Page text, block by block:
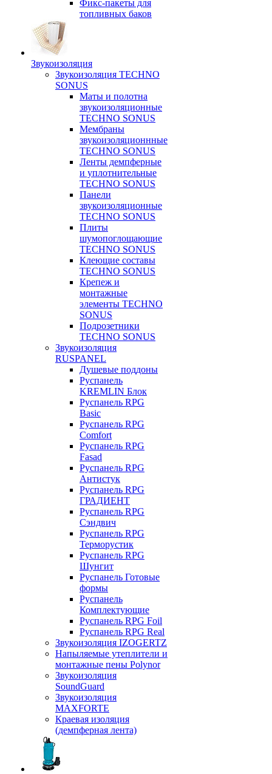
Фикс-пакеты для
топливных баков
Звукоизоляция
Звукоизоляция TECHNO
SONUS
Маты и полотна
звукоизоляционные
TECHNO SONUS
Мембраны
звукоизоляционнные
TECHNO SONUS
Ленты демпферные
и уплотнительные
TECHNO SONUS
Панели
звукоизоляционные
TECHNO SONUS
Плиты
шумопоглощающие
TECHNO SONUS
Клеющие составы
TECHNO SONUS
Крепеж и
монтажные
элементы TECHNO
SONUS
Подрозетники
TECHNO SONUS
Звукоизоляция
RUSPANEL
Душевые поддоны
Руспанель
KREMLIN Блок
Руспанель RPG
Basic
Руспанель RPG
Comfort
Руспанель RPG
Fasad
Руспанель RPG
Антистук
Руспанель RPG
ГРАДИЕНТ
Руспанель RPG
Сэндвич
Руспанель RPG
Терморустик
Руспанель RPG
Шунгит
Руспанель Готовые
формы
Руспанель
Комплектующие
Руспанель RPG Foil
Руспанель RPG Real
Звукоизоляция IZOGERTZ
Напыляемые утеплители и
монтажные пены Polynor
Звукоизоляция
SoundGuard
Звукоизоляция
MAXFORTE
Краевая изоляция
(демпферная лента)